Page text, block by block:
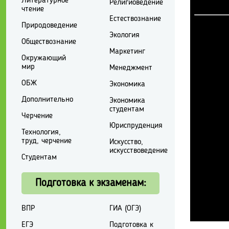
чтение
Природоведение
Обществознание
Окружающий
мир
ОБЖ
Дополнительно
Черчение
Технология,
труд, черчение
Студентам
Религиоведение
Естествознание
Экология
Маркетинг
Менеджмент
Экономика
Экономика
студентам
Юриспруденция
Искусство,
искусствоведение
Подготовка к экзаменам:
ВПР
ЕГЭ
ГИА (ОГЭ)
Подготовка к